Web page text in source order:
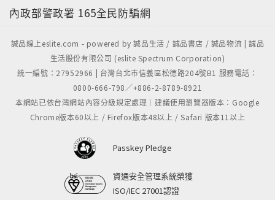
內政部警政署 165全民防騙網
誠品線上eslite.com - powered by 誠品生活 / 誠品書店 / 誠品物流 | 誠品
生活股份有限公司 (eslite Spectrum Corporation)
統一編號：27952966 | 台灣台北市信義區松德路204號B1 服務電話：
0800-666-798／+886-2-8789-8921
本網站已依台灣網站內容分級規定處理｜建議使用瀏覽器版本：Google
Chrome版本60以上 / Firefox版本48以上 / Safari 版本11以上
Passkey Pledge
資通安全管理系統榮獲
ISO/IEC 27001認證